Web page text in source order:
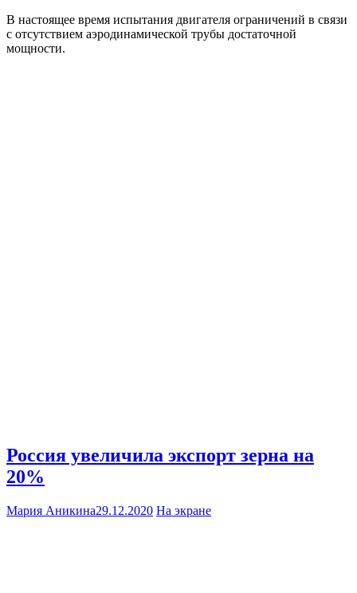
В настоящее время испытания двигателя ограничений в связи
с отсутствием аэродинамической трубы достаточной
мощности.
Россия увеличила экспорт зерна на
20%
Мария Аникина29.12.2020 На экране